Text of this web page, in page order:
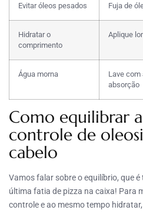
Evitar óleos pesados Fuja de
Hidratar o
comprimento
Aplique
Água morna
Lave com
absorção
Como equilibrar
controle de
cabelo
Vamos falar sobre o equilíbrio, que
última fatia de pizza na caixa! Para
controle e ao mesmo tempo